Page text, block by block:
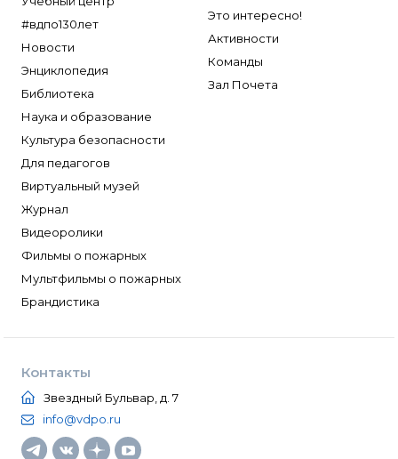
#вдпо130лет
Новости
Энциклопедия
Библиотека
Наука и образование
Культура безопасности
Для педагогов
Виртуальный музей
Журнал
Видеоролики
Фильмы о пожарных
Мультфильмы о пожарных
Брандистика
Это интересно!
Активности
Команды
Зал Почета
Контакты
Звездный Бульвар, д. 7
info@vdpo.ru